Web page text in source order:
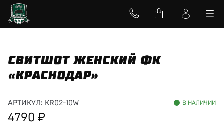
СВИТШОТ ЖЕНСКИЙ ФК
«КРАСНОДАР»
АРТИКУЛ: KR02-10W В НАЛИЧИИ
4790